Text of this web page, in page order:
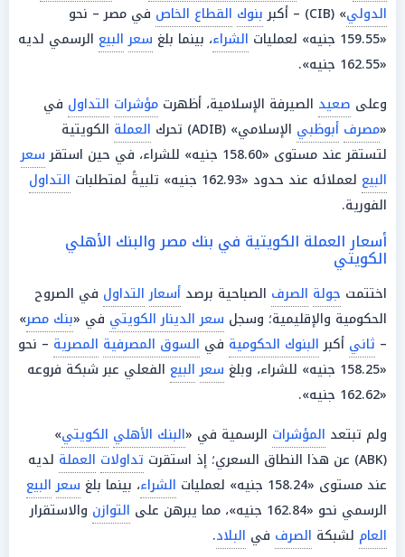
الدولي» (CIB) – أكبر بنوك القطاع الخاص في مصر – نحو
«159.55 جنيه» لعمليات
الشراء، بينما بلغ سعر البيع الرسمي لديه
«162.55 جنيه».
وعلى صعيد الصيرفة الإسلامية، أظهرت مؤشرات التداول في
«مصرف أبوظبي الإسلامي» (ADIB) تحرك العملة الكويتية
لتستقر عند مستوى «158.60 جنيه» للشراء، في حين استقر
سعر
البيع لعملائه عند حدود «162.93 جنيه» تلبيةً لمتطلبات
التداول
الفورية.
أسعار العملة الكويتية في بنك مصر والبنك الأهلي
الكويتي
اختتمت جولة الصرف الصباحية برصد أسعار التداول في الصروح
الحكومية والإقليمية؛ وسجل سعر الدينار الكويتي في «بنك مصر»
– ثاني أكبرالبنوك الحكومية في السوق المصرفية المصرية – نحو
«158.25 جنيه» للشراء، وبلغ
سعر البيع الفعلي عبر شبكة فروعه
«162.62 جنيه».
ولم تبتعد المؤشرات الرسمية في «البنك الأهلي الكويتي»
(ABK) عن هذا النطاق السعري؛ إذ استقرت
تداولات العملة لديه
عند مستوى «158.24 جنيه» لعمليات
الشراء، بينما بلغ سعر البيع
الرسمي نحو «162.84 جنيه»، مما يبرهن على
التوازن والاستقرار
العام لشبكة الصرف في البلاد.